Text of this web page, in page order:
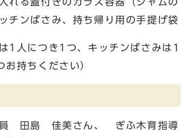
れる蓋付きのガラス容器（ジャムの
チンばさみ、持ち帰り用の手提げ袋
1人につき1つ、キッチンばさみは1
お持ちください）
員 田島 佳美さん、 ぎふ木育指導